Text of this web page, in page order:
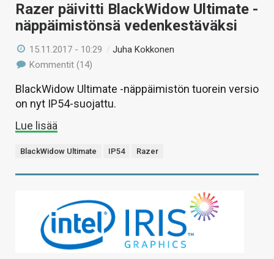
Razer päivitti BlackWidow Ultimate -
näppäimistönsä vedenkestäväksi
15.11.2017 - 10:29 /Juha Kokkonen
Kommentit (14)
BlackWidow Ultimate -näppäimistön tuorein versio
on nyt IP54-suojattu.
Lue lisää
BlackWidow Ultimate IP54 Razer